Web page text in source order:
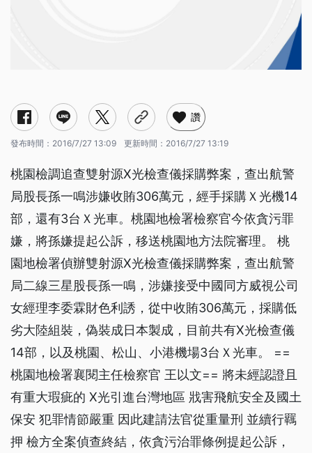
讚
發布時間： 2016/7/27 13:09 更新時間： 2016/7/27 13:19
桃園檢調追查雙射源X光檢查儀採購弊案，查出航警
局股長孫一鳴涉嫌收賄306萬元，經手採購Ｘ光機14
部，還有3台Ｘ光車。桃園地檢署檢察官今依貪污罪
嫌，將孫嫌提起公訴，移送桃園地方法院審理。 桃
園地檢署偵辦雙射源X光檢查儀採購弊案，查出航警
局二線三星股長孫一鳴，涉嫌接受中國同方威視公司
女經理李委霖財色利誘，從中收賄306萬元，採購低
劣大陸組裝，偽裝成日本製成，目前共有X光檢查儀
14部，以及桃園、松山、小港機場3台Ｘ光車。 ==
桃園地檢署襄閱主任檢察官 王以文== 將未經認證且
有重大瑕疵的 X光引進台灣地區 戕害飛航安全及國土
保安 犯罪情節嚴重 因此建請法官從重量刑 並續行羈
押 檢方全案偵查終結，依貪污治罪條例提起公訴，